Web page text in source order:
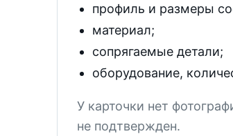
профиль и размеры
материал;
сопрягаемые детали;
оборудование,
У карточки нет
не подтвержден.